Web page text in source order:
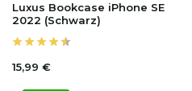
Luxus Bookcase iPhone SE
2022 (Schwarz)
15,99 €